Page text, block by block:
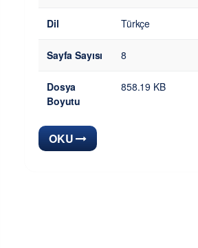
Dil Türkçe
Sayfa Sayısı 8
Dosya
Boyutu
858.19 KB
OKU